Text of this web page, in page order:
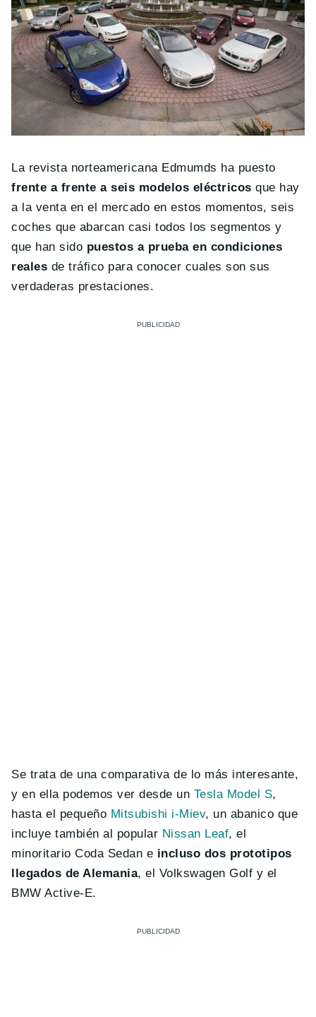
La revista norteamericana Edmumds ha puesto
frente a frente a seis modelos eléctricosque hay
a la venta en el mercado en estos momentos, seis
coches que abarcan casi todos los segmentos y
que han sido puestos a prueba en condiciones
reales de tráfico para conocer cuales son sus
verdaderas prestaciones.
Se trata de una comparativa de lo más interesante,
y en ella podemos ver desde un Tesla Model S,
hasta el pequeño Mitsubishi i-Miev, un abanico que
incluye también al popular Nissan Leaf, el
minoritario Coda Sedan e incluso dos prototipos
llegados de Alemania, el Volkswagen Golf y el
BMW Active-E.